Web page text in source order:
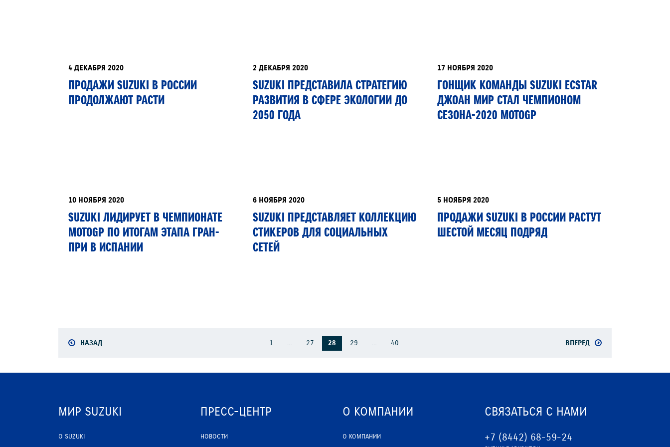
VITARA JIMNY
4 ДЕКАБРЯ 2020
ПРОДАЖИ SUZUKI В РОССИИ
ПРОДОЛЖАЮТ РАСТИ
2 ДЕКАБРЯ 2020
SUZUKI ПРЕДСТАВИЛА СТРАТЕГИЮ
РАЗВИТИЯ В СФЕРЕ ЭКОЛОГИИ ДО
2050 ГОДА
17 НОЯБРЯ 2020
ГОНЩИК КОМАНДЫ SUZUKI ECSTAR
ДЖОАН МИР СТАЛ ЧЕМПИОНОМ
СЕЗОНА-2020 MOTOGP
10 НОЯБРЯ 2020
SUZUKI ЛИДИРУЕТ В ЧЕМПИОНАТЕ
MOTOGP ПО ИТОГАМ ЭТАПА ГРАН-
ПРИ В ИСПАНИИ
6 НОЯБРЯ 2020
SUZUKI ПРЕДСТАВЛЯЕТ КОЛЛЕКЦИЮ
СТИКЕРОВ ДЛЯ СОЦИАЛЬНЫХ
СЕТЕЙ
5 НОЯБРЯ 2020
ПРОДАЖИ SUZUKI В РОССИИ РАСТУТ
ШЕСТОЙ МЕСЯЦ ПОДРЯД
НАЗАД 1 … 27 28 29 … 40 ВПЕРЕД
МИР SUZUKI
О SUZUKI
ПРЕСС-ЦЕНТР
НОВОСТИ
О КОМПАНИИ
О КОМПАНИИ
СВЯЗАТЬСЯ С НАМИ
+7 (8442) 68-59-24